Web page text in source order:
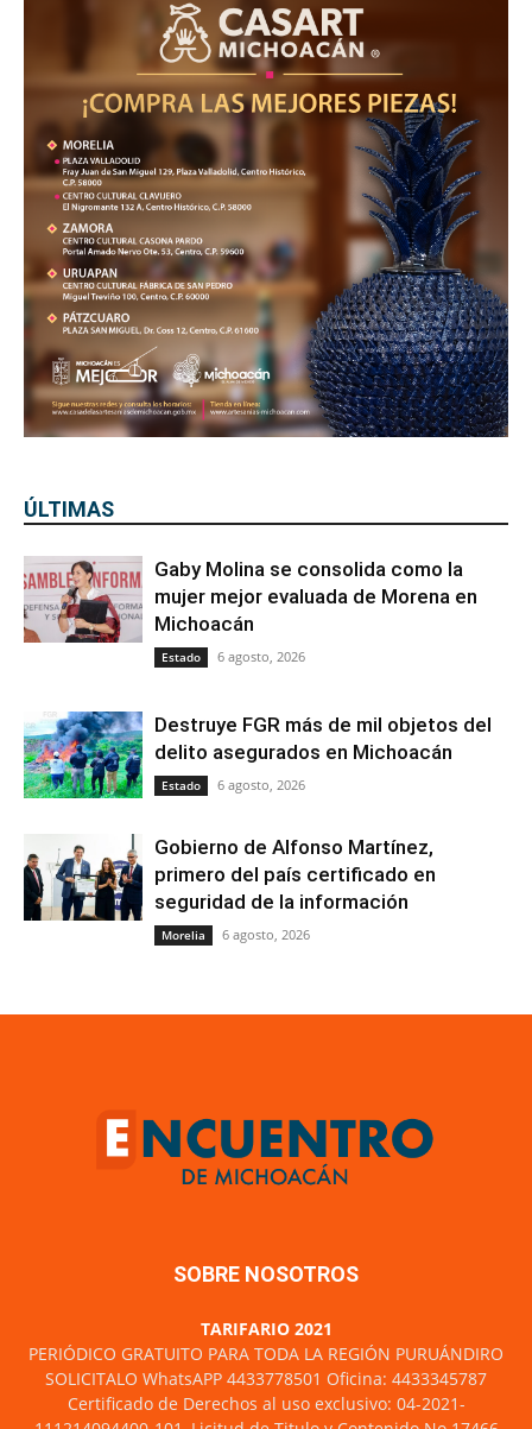
ÚLTIMAS
Gaby Molina se consolida como la
mujer mejor evaluada de Morena en
Michoacán
Estado 6 agosto, 2026
Destruye FGR más de mil objetos del
delito asegurados en Michoacán
Estado 6 agosto, 2026
Gobierno de Alfonso Martínez,
primero del país certificado en
seguridad de la información
Morelia 6 agosto, 2026
SOBRE NOSOTROS
TARIFARIO 2021
PERIÓDICO GRATUITO PARA TODA LA REGIÓN PURUÁNDIRO
SOLICITALO WhatsAPP 4433778501 Oficina: 4433345787
Certificado de Derechos al uso exclusivo: 04-2021-